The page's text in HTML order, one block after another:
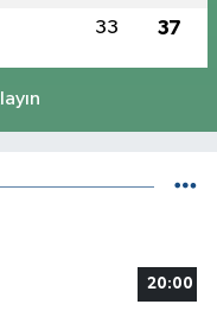
33 37
20:00